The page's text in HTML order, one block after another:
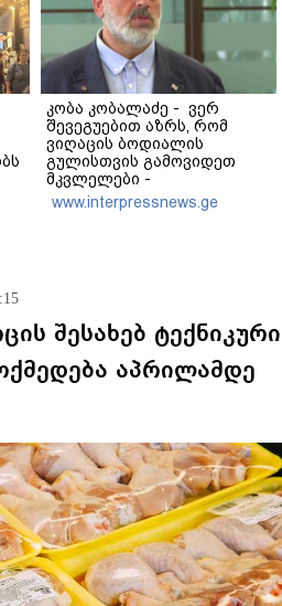
კობა კობალაძე - ვერ
შევეგუებით აზრს, რომ
ვიღაცის ბოდიალის
გულისთვის გამოვიდეთ
მკვლელები -
აინტერესებდათ,
საბრძოლო მოქმედებების
თავგანწირვით
www.interpressnews.ge
შესახებ ტექნიკური
აპრილამდე